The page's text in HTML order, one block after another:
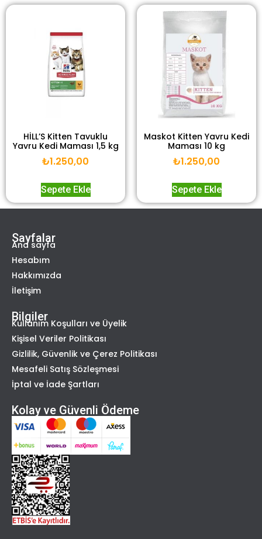
HİLL’S Kitten Tavuklu
Yavru Kedi Maması 1,5 kg
₺1.250,00
Sepete Ekle
Maskot Kitten Yavru Kedi
Maması 10 kg
₺1.250,00
Sepete Ekle
Sayfalar
Ana sayfa
Hesabım
Hakkımızda
İletişim
Bilgiler
Kullanım Koşulları ve Üyelik
Kişisel Veriler Politikası
Gizlilik, Güvenlik ve Çerez Politikası
Mesafeli Satış Sözleşmesi
İptal ve İade Şartları
Kolay ve Güvenli Ödeme